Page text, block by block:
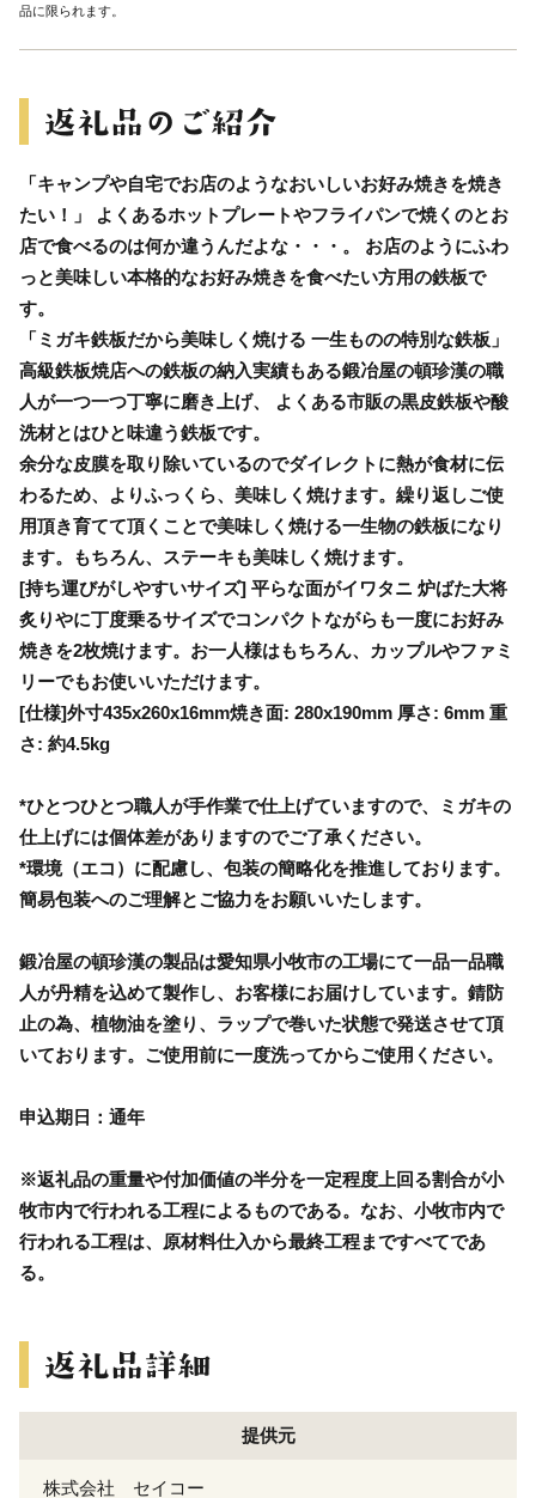
品に限られます。
「キャンプや自宅でお店のようなおいしいお好み焼きを焼き
たい！」 よくあるホットプレートやフライパンで焼くのとお
店で食べるのは何か違うんだよな・・・。 お店のようにふわ
っと美味しい本格的なお好み焼きを食べたい方用の鉄板で
す。
「ミガキ鉄板だから美味しく焼ける 一生ものの特別な鉄板」
高級鉄板焼店への鉄板の納入実績もある鍛冶屋の頓珍漢の職
人が一つ一つ丁寧に磨き上げ、 よくある市販の黒皮鉄板や酸
洗材とはひと味違う鉄板です。
余分な皮膜を取り除いているのでダイレクトに熱が食材に伝
わるため、よりふっくら、美味しく焼けます。繰り返しご使
用頂き育てて頂くことで美味しく焼ける一生物の鉄板になり
ます。もちろん、ステーキも美味しく焼けます。
[持ち運びがしやすいサイズ] 平らな面がイワタニ 炉ばた大将
炙りやに丁度乗るサイズでコンパクトながらも一度にお好み
焼きを2枚焼けます。お一人様はもちろん、カップルやファミ
リーでもお使いいただけます。
[仕様]外寸435x260x16mm焼き面: 280x190mm 厚さ: 6mm 重
さ: 約4.5kg
*ひとつひとつ職人が手作業で仕上げていますので、ミガキの
仕上げには個体差がありますのでご了承ください。
*環境（エコ）に配慮し、包装の簡略化を推進しております。
簡易包装へのご理解とご協力をお願いいたします。
鍛冶屋の頓珍漢の製品は愛知県小牧市の工場にて一品一品職
人が丹精を込めて製作し、お客様にお届けしています。錆防
止の為、植物油を塗り、ラップで巻いた状態で発送させて頂
いております。ご使用前に一度洗ってからご使用ください。
申込期日：通年
※返礼品の重量や付加価値の半分を一定程度上回る割合が小
牧市内で行われる工程によるものである。なお、小牧市内で
行われる工程は、原材料仕入から最終工程まですべてであ
る。
提供元
株式会社 セイコー